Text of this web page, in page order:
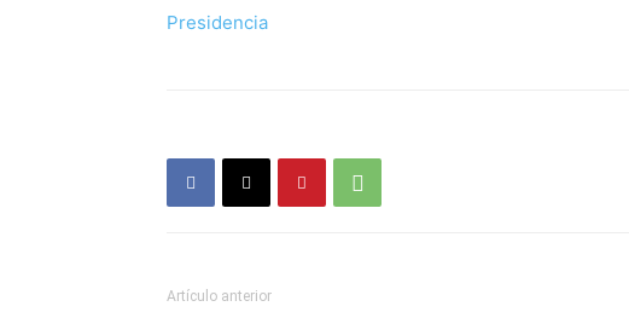
Presidencia
Artículo anterior